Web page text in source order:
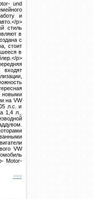
und
и
p>
стиль
в
с
стоит
в
p>
новыми
на VW
л.с. и
1,4 л.,
VW
Motor-
>>>